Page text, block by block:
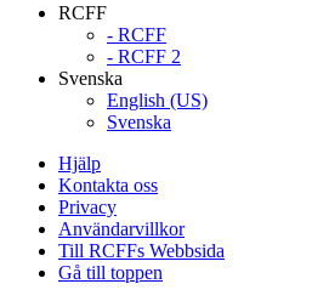
RCFF
- RCFF
- RCFF 2
Svenska
English (US)
Svenska
Hjälp
Kontakta oss
Privacy
Användarvillkor
Till RCFFs Webbsida
Gå till toppen